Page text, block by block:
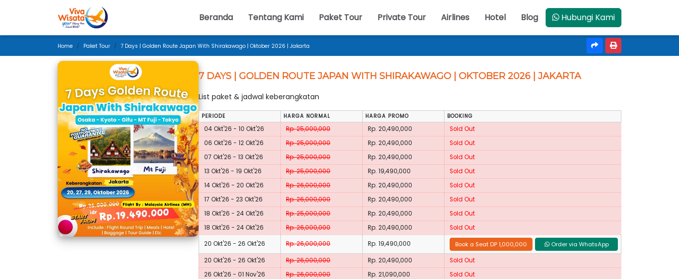
Beranda Tentang Kami Paket Tour Private Tour Airlines Hotel Blog Hubungi Kami
Home Paket Tour 7 Days | Golden Route Japan With Shirakawago | Oktober 2026 | Jakarta
7 DAYS | GOLDEN ROUTE JAPAN WITH SHIRAKAWAGO | OKTOBER 2026 | JAKARTA
List paket & jadwal keberangkatan
PERIODE HARGA NORMAL HARGA PROMO BOOKING
04 Okt'26 - 10 Okt'26 Rp. 25,000,000 Rp. 20,490,000
Sold Out
06 Okt'26 - 12 Okt'26
Rp. 25,000,000 Rp. 20,490,000
Sold Out
07 Okt'26 - 13 Okt'26
Rp. 25,000,000 Rp. 20,490,000
Sold Out
13 Okt'26 - 19 Okt'26
Rp. 25,000,000 Rp. 19,490,000
Sold Out
14 Okt'26 - 20 Okt'26
Rp. 26,000,000 Rp. 20,490,000
Sold Out
17 Okt'26 - 23 Okt'26
Rp. 26,000,000 Rp. 20,490,000
Sold Out
18 Okt'26 - 24 Okt'26
Rp. 25,000,000 Rp. 20,490,000
Sold Out
18 Okt'26 - 24 Okt'26
Rp. 26,000,000 Rp. 20,490,000
Sold Out
20 Okt'26 - 26 Okt'26
Rp. 26,000,000 Rp. 19,490,000 Book a Seat DP 1,000,000
Order via WhatsApp
20 Okt'26 - 26 Okt'26
Rp. 26,000,000 Rp. 20,490,000
Sold Out
26 Okt'26 - 01 Nov'26
Rp. 26,000,000 Rp. 21,090,000
Sold Out